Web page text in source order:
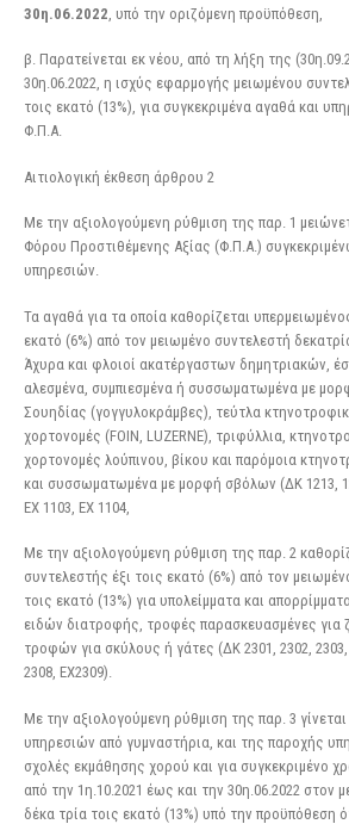
30η.06.2022 , υπό την οριζόμενη προϋπόθεση,
β. Παρατείνεται εκ νέου, από τη λήξη της
30η.06.2022, η ισχύς εφαρμογής μειωμένου
τοις εκατό (13%), για συγκεκριμένα αγαθά και
Φ.Π.Α.
Αιτιολογική έκθεση άρθρου 2
Με την αξιολογούμενη ρύθμιση της παρ. 1
Φόρου Προστιθέμενης Αξίας (Φ.Π.Α.)
υπηρεσιών.
Τα αγαθά για τα οποία καθορίζεται
εκατό (6%) από τον μειωμένο συντελεστή
Άχυρα και φλοιοί ακατέργαστων δημητριακών,
αλεσμένα, συμπιεσμένα ή συσσωματωμένα με
Σουηδίας (γογγυλοκράμβες), τεύτλα
χορτονομές (FOIN, LUZERNE), τριφύλλια,
χορτονομές λούπινου, βίκου και παρόμοια
και συσσωματωμένα με μορφή σβόλων (ΔΚ 1213,
ΕΧ 1103, ΕΧ 1104,
Με την αξιολογούμενη ρύθμιση της παρ. 2
συντελεστής έξι τοις εκατό (6%) από τον
τοις εκατό (13%) για υπολείμματα και
ειδών διατροφής, τροφές παρασκευασμένες
τροφών για σκύλους ή γάτες (ΔΚ 2301, 2302, 2303,
2308, ΕΧ2309).
Με την αξιολογούμενη ρύθμιση της παρ. 3
υπηρεσιών από γυμναστήρια, και της παροχής
σχολές εκμάθησης χορού και για συγκεκριμένο
από την 1η.10.2021 έως και την 30η.06.2022 στον
δέκα τρία τοις εκατό (13%) υπό την προϋπόθεση